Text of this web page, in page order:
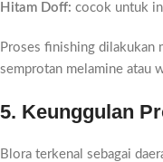
Hitam Doff: cocok untuk
Proses finishing dilakukan
semprotan melamine atau
5. Keunggulan
Blora terkenal sebagai